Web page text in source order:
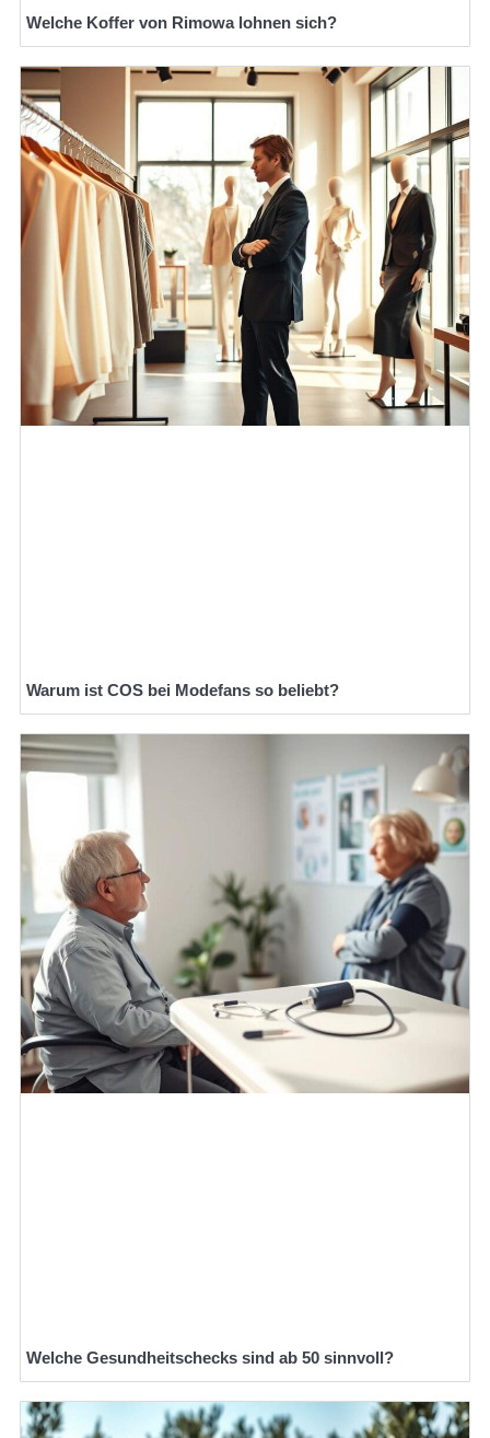
Welche Koffer von Rimowa lohnen sich?
Warum ist COS bei Modefans so beliebt?
Welche Gesundheitschecks sind ab 50 sinnvoll?